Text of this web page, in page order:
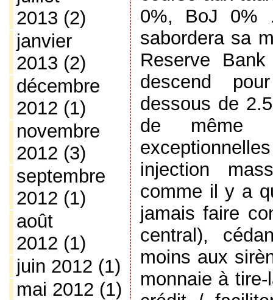
2013 (2)
janvier
2013 (2)
décembre
2012 (1)
novembre
2012 (3)
septembre
2012 (1)
août
2012 (1)
juin 2012 (1)
mai 2012 (1)
0%, BoJ 0%
sabordera sa
Reserve
descend
dessous de
de même
injection
comme il y a
jamais faire
central),
moins aux
monnaie à